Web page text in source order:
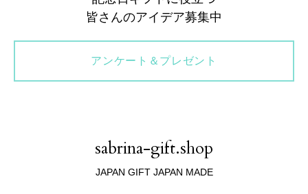
皆さんのアイデア募集中
アンケート＆プレゼント
sabrina-gift.shop
JAPAN GIFT JAPAN MADE